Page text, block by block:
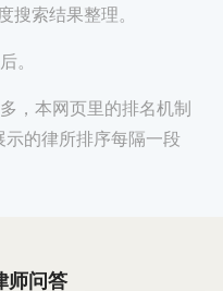
搜索结果整理。
。
，本网页里的排名机制
的律所排序每隔一段
师问答